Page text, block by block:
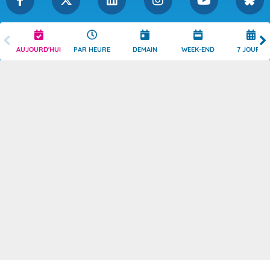
AUJOURD'HUI PAR HEURE DEMAIN WEEK-END 7 JOURS